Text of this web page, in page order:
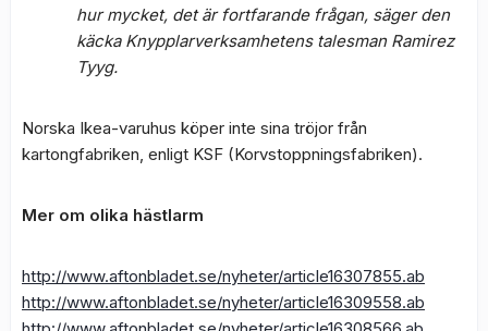
hur mycket, det är fortfarande frågan, säger den
käcka Knypplarverksamhetens talesman Ramirez
Tyyg.
Norska Ikea-varuhus köper inte sina tröjor från
kartongfabriken, enligt KSF (Korvstoppningsfabriken).
Mer om olika hästlarm
http://www.aftonbladet.se/nyheter/article16307855.ab
http://www.aftonbladet.se/nyheter/article16309558.ab